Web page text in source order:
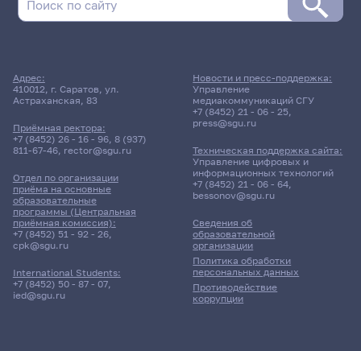
Адрес:
410012, г. Саратов, ул.
Астраханская, 83
Приёмная ректора:
+7 (8452) 26 - 16 - 96, 8 (937)
811-67-46, rector@sgu.ru
Отдел по организации
приёма на основные
образовательные
программы (Центральная
приёмная комиссия):
+7 (8452) 51 - 92 - 26,
cpk@sgu.ru
International Students:
+7 (8452) 50 - 87 - 07,
ied@sgu.ru
Сведения об
образовательной
организации
Политика обработки
персональных данных
Противодействие
коррупции
Новости и пресс-поддержка:
Управление
медиакоммуникаций СГУ
+7 (8452) 21 - 06 - 25,
press@sgu.ru
Техническая поддержка сайта:
Управление цифровых и
информационных технологий
+7 (8452) 21 - 06 - 64,
bessonov@sgu.ru